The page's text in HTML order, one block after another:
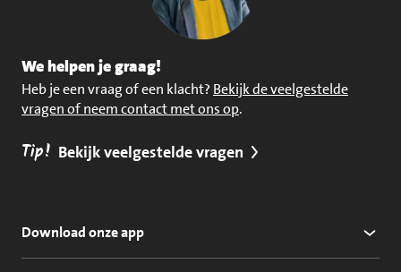
We helpen je graag!
Heb je een vraag of een klacht? Bekijk de veelgestelde
vragen of neem contact met ons op.
Tip! Bekijk veelgestelde vragen
Download onze app